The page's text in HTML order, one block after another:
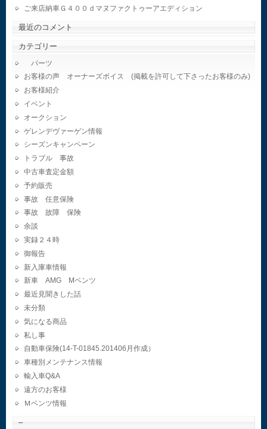
ご来店納車Ｇ４００ｄマヌファクトゥーアエディション
最近のコメント
カテゴリー
パーツ
お客様の声 オーナーズボイス (掲載を許可して下さったお客様のみ)
お客様紹介
イベント
オークション
ゲレンデヴァーゲン情報
シーズンキャンペーン
トラブル 事故
中古車査定金額
予約販売
事故 任意保険
事故 故障 保険
余談
実録２４時
御報告
新入庫車情報
新車 AMG Mベンツ
最近見聞きした話
未分類
気になる商品
私し事
自動車保険(14-T-01845.201406月作成）
車種別メンテナンス情報
輸入車Q&A
遠方のお客様
Ｍベンツ情報
–